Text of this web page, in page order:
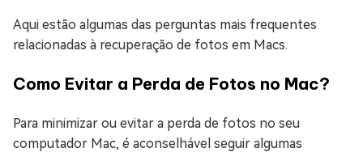
Aqui estão algumas das perguntas mais frequentes
relacionadas à recuperação de fotos em Macs.
Como Evitar a Perda de Fotos no Mac?
Para minimizar ou evitar a perda de fotos no seu
computador Mac, é aconselhável seguir algumas